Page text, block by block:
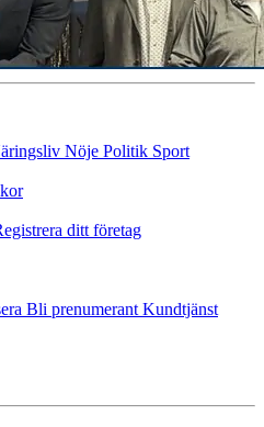
Nöje Politik Sport
ditt företag
Bli prenumerant Kundtjänst